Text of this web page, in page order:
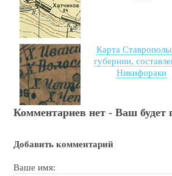
Карта
губернии,
Никифораки
Комментариев нет - Ваш будет
Добавить комментарий
Ваше имя: